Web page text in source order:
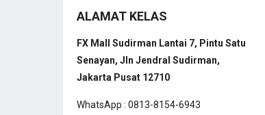
ALAMAT KELAS
FX Mall Sudirman Lantai 7, Pintu Satu
Senayan, Jln Jendral Sudirman,
Jakarta Pusat 12710
WhatsApp : 0813-8154-6943